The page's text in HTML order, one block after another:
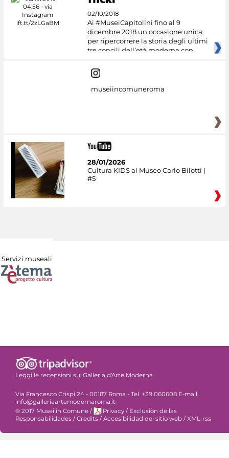
02/10/2018
Ai #MuseiCapitolini fino al 9
dicembre 2018 un’occasione unica
per ripercorrere la storia degli ultimi
tre concili dell’età moderna con
museiincomuneroma
28/01/2026
Cultura KIDS al Museo Carlo Bilotti |
#5
Servizi museali
Leggi le recensioni su: Galleria d'Arte Moderna
Via Francesco Crispi 24 - 00187 Roma - Tel. +39 060608 E-mail:
info@galleriaartemodernaroma.it
© 2017 Musei in Comune / Privacy / Exclusiòn de las
Responsabilidades / Credits / Accesibilidad del sitio web / XML-rss